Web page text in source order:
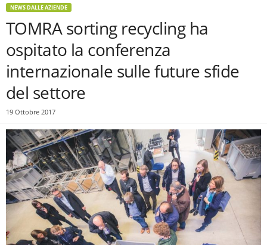
NEWS DALLE AZIENDE
TOMRA sorting recycling ha
ospitato la conferenza
internazionale sulle future sfide
del settore
19 Ottobre 2017